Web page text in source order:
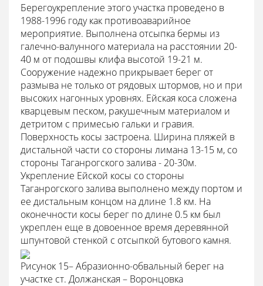
Берегоукрепление этого участка проведено в
1988-1996 году как противоаварийное
мероприятие. Выполнена отсыпка бермы из
галечно-валунного материала на расстоянии 20-
40 м от подошвы клифа высотой 19-21 м.
Сооружение надежно прикрывает берег от
размыва не только от рядовых штормов, но и при
высоких нагонных уровнях. Ейская коса сложена
кварцевым песком, ракушечным материалом и
детритом с примесью гальки и гравия.
Поверхность косы застроена. Ширина пляжей в
дистальной части со стороны лимана 13-15 м, со
стороны Таганрогского залива - 20-30м.
Укрепление Ейской косы со стороны
Таганрогского залива выполнено между портом и
ее дистальным концом на длине 1.8 км. На
оконечности косы берег по длине 0.5 км был
укреплен еще в довоенное время деревянной
шпунтовой стенкой с отсыпкой бутового камня.
Рисунок 15– Абразионно-обвальный берег на
участке ст. Должанская – Воронцовка